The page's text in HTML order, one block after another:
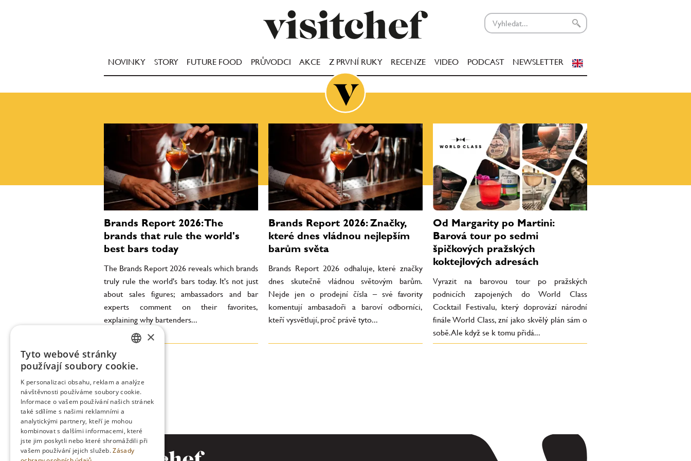
NOVINKY STORY FUTURE FOOD PRŮVODCI AKCE Z PRVNÍ RUKY RECENZE VIDEO PODCAST NEWSLETTER
Brands Report 2026: The
brands that rule the world's
best bars today
The Brands Report 2026 reveals which brands
truly rule the world's bars today. It's not just
about sales figures; ambassadors and bar
experts comment on their favorites,
explaining why bartenders...
Brands Report 2026: Značky,
které dnes vládnou nejlepším
barům světa
Brands Report 2026 odhaluje, které značky
dnes skutečně vládnou světovým barům.
Nejde jen o prodejní čísla – své favority
komentují ambasadoři a baroví odborníci,
kteří vysvětlují, proč právě tyto...
Od Margarity po Martini:
Barová tour po sedmi
špičkových pražských
koktejlových adresách
Vyrazit na barovou tour po pražských
podnicích zapojených do World Class
Cocktail Festivalu, který doprovází národní
finále World Class, zní jako skvělý plán sám o
sobě. Ale když se k tomu přidá...
ENGLISH
×
Tyto webové stránky
používají soubory cookie.
K personalizaci obsahu, reklam a analýze
návštěvnosti používáme soubory cookie.
Informace o vašem používání našich stránek
také sdílíme s našimi reklamními a
analytickými partnery, kteří je mohou
kombinovat s dalšími informacemi, které
jste jim poskytli nebo které shromáždili při
vašem používání jejich služeb.Zásady